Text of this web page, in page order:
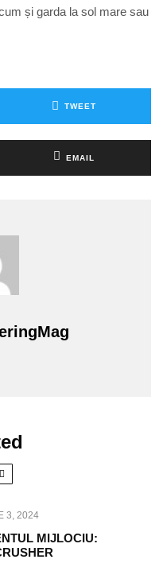
și garda la sol mare sau
TWEET
EMAIL
3, 2024
MIJLOCIU: